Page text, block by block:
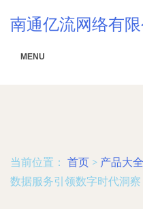
南通亿流网络有限
MENU
当前位置： 首页 > 产品大全
数据服务引领数字时代洞察